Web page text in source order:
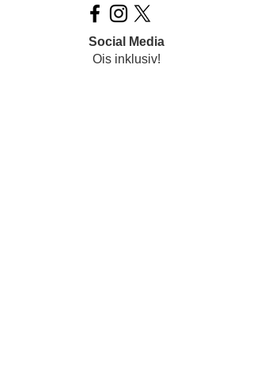
Social Media
Ois inklusiv!